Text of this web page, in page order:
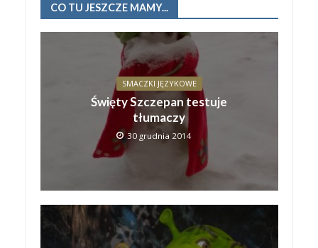
CO TU JESZCZE MAMY...
SMACZKI JĘZYKOWE
Święty Szczepan testuje
tłumaczy
30 grudnia 2014